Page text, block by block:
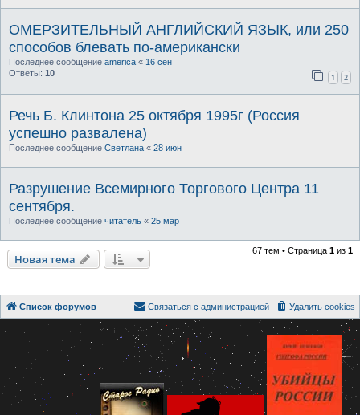
ОМЕРЗИТЕЛЬНЫЙ АНГЛИЙСКИЙ ЯЗЫК, или 250
способов блевать по-американски
Последнее сообщение america « 16 сен
Ответы: 10 1 2
Речь Б. Клинтона 25 октября 1995г (Россия
успешно развалена)
Последнее сообщение Светлана « 28 июн
Разрушение Всемирного Торгового Центра 11
сентября.
Последнее сообщение читатель « 25 мар
Новая тема
67 тем • Страница 1 из 1
Список форумов Удалить cookies
Связаться с администрацией